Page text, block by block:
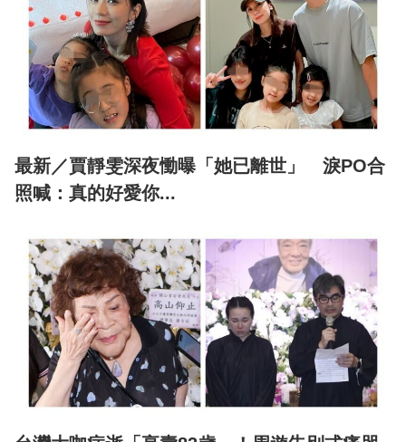
最新／賈靜雯深夜慟曝「她已離世」 淚PO合
照喊：真的好愛你...